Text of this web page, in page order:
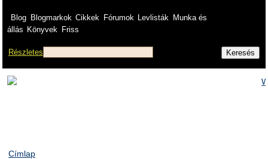
Blog Blogmarkok Cikkek Fórumok Levlisták
Munka és
állás Könyvek Friss
Részletes
Címlap